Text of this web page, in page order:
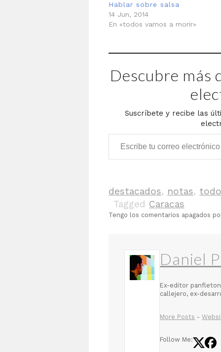
Hablar sobre salsa
14 Jun, 2014
En «todos vamos a morir»
Descubre más
Suscríbete y recibe las
Escribe tu correo electrónico…
destacados, notas,
Tagged Caracas
Tengo los comentarios apagados
Daniel
Ex-editor
callejero, ex-
More Posts -
Follow Me: